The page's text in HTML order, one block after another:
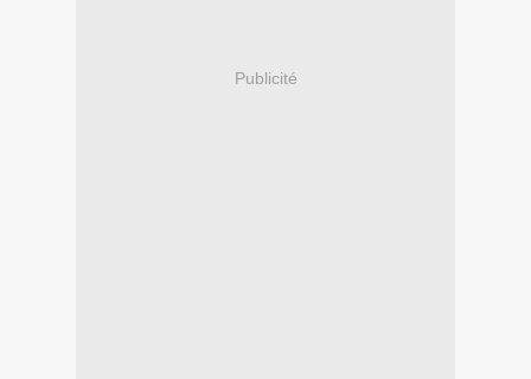
Publicité